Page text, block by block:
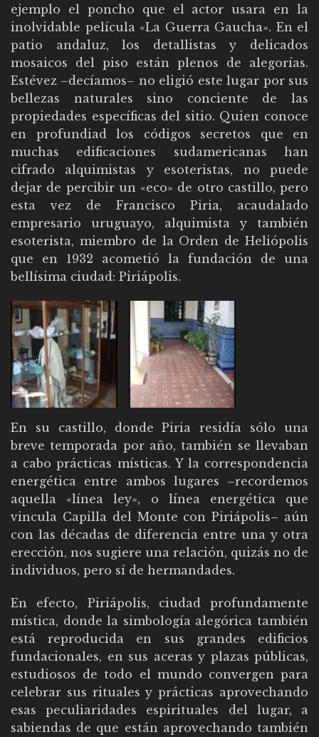
ejemplo el poncho que el actor usara en la
inolvidable película «La Guerra Gaucha». En el
patio andaluz, los detallistas y delicados
mosaicos del piso están plenos de alegorías.
Estévez –decíamos– no eligió este lugar por sus
bellezas naturales sino conciente de las
propiedades específicas del sitio. Quien conoce
en profundiad los códigos secretos que en
muchas edificaciones sudamericanas han
cifrado alquimistas y esoteristas, no puede
dejar de percibir un «eco» de otro castillo, pero
esta vez de Francisco Piria, acaudalado
empresario uruguayo, alquimista y también
esoterista, miembro de la Orden de Heliópolis
que en 1932 acometió la fundación de una
bellísima ciudad: Piriápolis.
En su castillo, donde Piria residía sólo una
breve temporada por año, también se llevaban
a cabo prácticas místicas. Y la correspondencia
energética entre ambos lugares –recordemos
aquella «línea ley», o línea energética que
vincula Capilla del Monte con Piriápolis– aún
con las décadas de diferencia entre una y otra
erección, nos sugiere una relación, quizás no de
individuos, pero sí de hermandades.
En efecto, Piriápolis, ciudad profundamente
mística, donde la simbología alegórica también
está reproducida en sus grandes edificios
fundacionales, en sus aceras y plazas públicas,
estudiosos de todo el mundo convergen para
celebrar sus rituales y prácticas aprovechando
esas peculiaridades espirituales del lugar, a
sabiendas de que están aprovechando también